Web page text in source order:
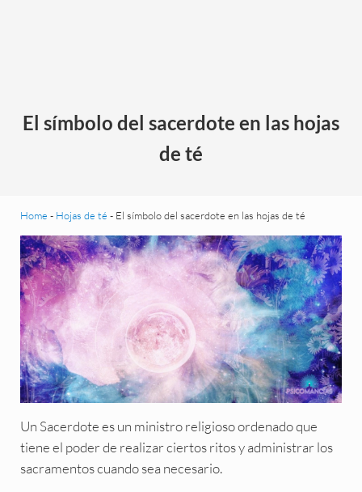
El símbolo del sacerdote en las hojas
de té
Home - Hojas de té - El símbolo del sacerdote en las hojas de té
Un Sacerdote es un ministro religioso ordenado que
tiene el poder de realizar ciertos ritos y administrar los
sacramentos cuando sea necesario.